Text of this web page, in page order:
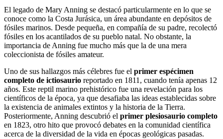
El legado de Mary Anning se destacó particularmente en lo que se
conoce como la Costa Jurásica, un área abundante en depósitos de
fósiles marinos. Desde pequeña, en compañía de su padre, recolectó
fósiles en los acantilados de su pueblo natal. No obstante, la
importancia de Anning fue mucho más que la de una mera
coleccionista de fósiles amateur.
Uno de sus hallazgos más célebres fue el primer espécimen
completo de ictiosaurio reportado en 1811, cuando tenía apenas 12
años. Este reptil marino prehistórico fue una revelación para los
científicos de la época, ya que desafiaba las ideas establecidas sobre
la existencia de animales extintos y la historia de la Tierra.
Posteriormente, Anning descubrió el primer plesiosaurio completo
en 1823, otro hito que provocó debates en la comunidad científica
acerca de la diversidad de la vida en épocas geológicas pasadas.